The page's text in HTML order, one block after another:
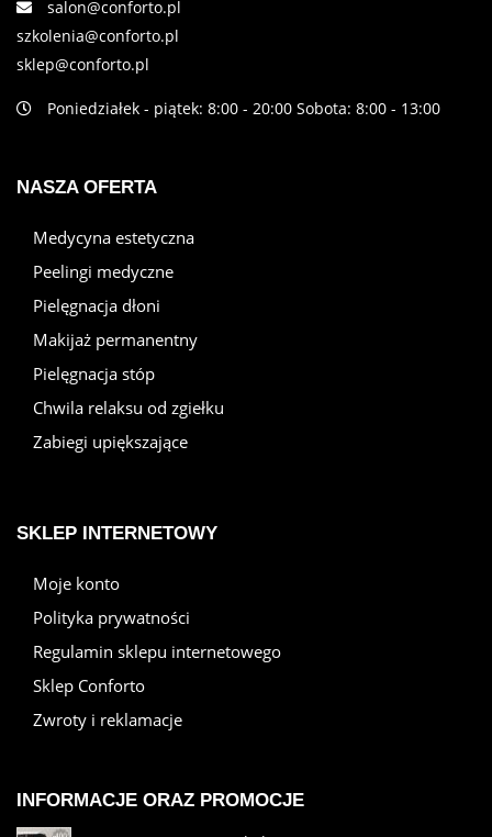
salon@conforto.pl
szkolenia@conforto.pl
sklep@conforto.pl
Poniedziałek - piątek: 8:00 - 20:00 Sobota: 8:00 - 13:00
NASZA OFERTA
Medycyna estetyczna
Peelingi medyczne
Pielęgnacja dłoni
Makijaż permanentny
Pielęgnacja stóp
Chwila relaksu od zgiełku
Zabiegi upiększające
SKLEP INTERNETOWY
Moje konto
Polityka prywatności
Regulamin sklepu internetowego
Sklep Conforto
Zwroty i reklamacje
INFORMACJE ORAZ PROMOCJE